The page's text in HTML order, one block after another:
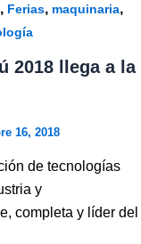
, Ferias, maquinaria,
2018 llega a la
16, 2018
de tecnologías
y
completa y líder del